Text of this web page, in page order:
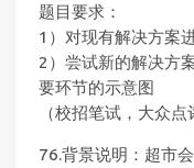
题目要求：
1）对现有解决方案
2）尝试新的解决方
要环节的示意图
（校招笔试，大众点
76.背景说明：超市